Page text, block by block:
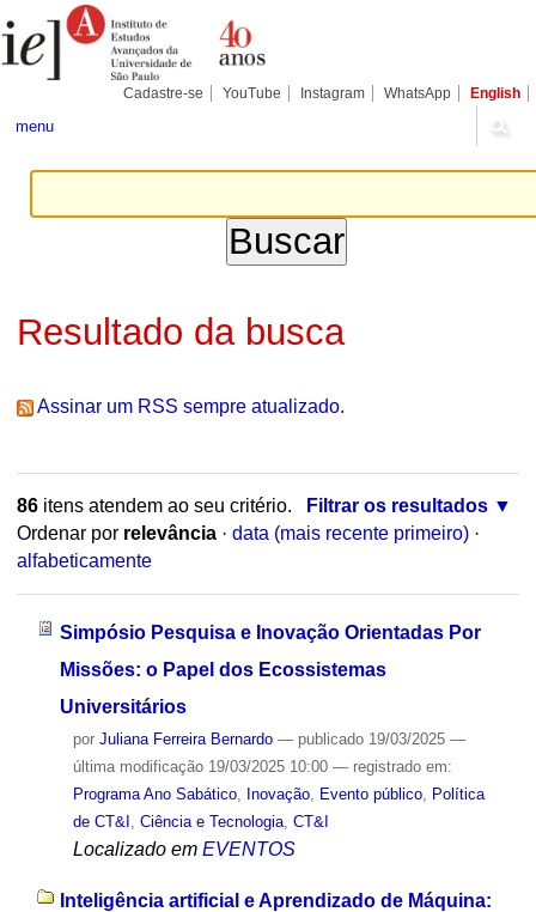
para
conteúdo.
Pessoais
Cadastre-se YouTube Instagram WhatsApp English
menu
Resultado da busca
Assinar um RSS sempre atualizado.
86itens atendem ao seu critério.
Filtrar os resultados
Ordenar por relevância · data (mais recente primeiro) ·
alfabeticamente
Simpósio Pesquisa e Inovação Orientadas Por
Missões: o Papel dos Ecossistemas
Universitários
por Juliana Ferreira Bernardo — publicado19/03/2025 —
última modificação19/03/2025 10:00 — registrado em:
Programa Ano Sabático, Inovação, Evento público,
Política
de CT&I
Ciência e Tecnologia, CT&I
Localizado em EVENTOS
Inteligência artificial e Aprendizado de Máquina: